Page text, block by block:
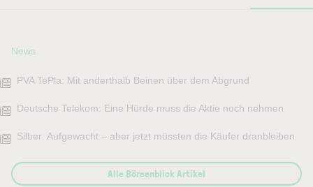
News
PVA TePla: Mit anderthalb Beinen über dem Abgrund
Deutsche Telekom: Eine Hürde muss die Aktie noch nehmen
Silber: Aufgewacht – aber jetzt müssten die Käufer dranbleiben
Alle Börsenblick Artikel